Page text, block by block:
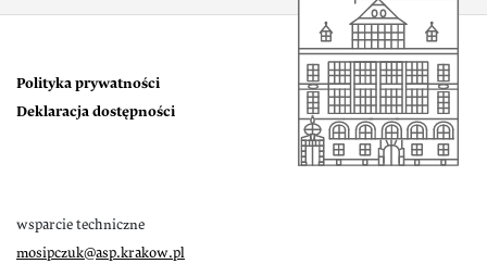
Polityka prywatności
Deklaracja dostępności
wsparcie techniczne
mosipczuk@asp.krakow.pl